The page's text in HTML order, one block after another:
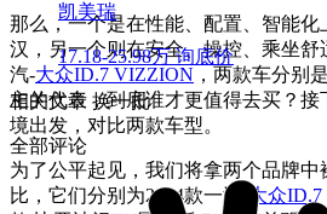
那么，一个是在性能、配置、智能化
汉，另一个则在安全、操控、乘坐
汽-大众ID.7 VIZZION ，两款车分别
主的代表，到底谁才更值得去买？
境出发，对比两款车型。
为了公平起见，我们将拿两个品牌
比，它们分别为2024款一汽-
大众ID.7
凯美瑞
17.18-25.98万 询底价
相关文章 换一批
全部评论